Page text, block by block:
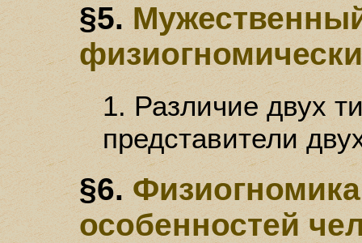
§5.
1. Различие двух
представители
§6.
особенностей